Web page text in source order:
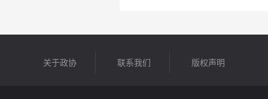
关于政协 联系我们 版权声明